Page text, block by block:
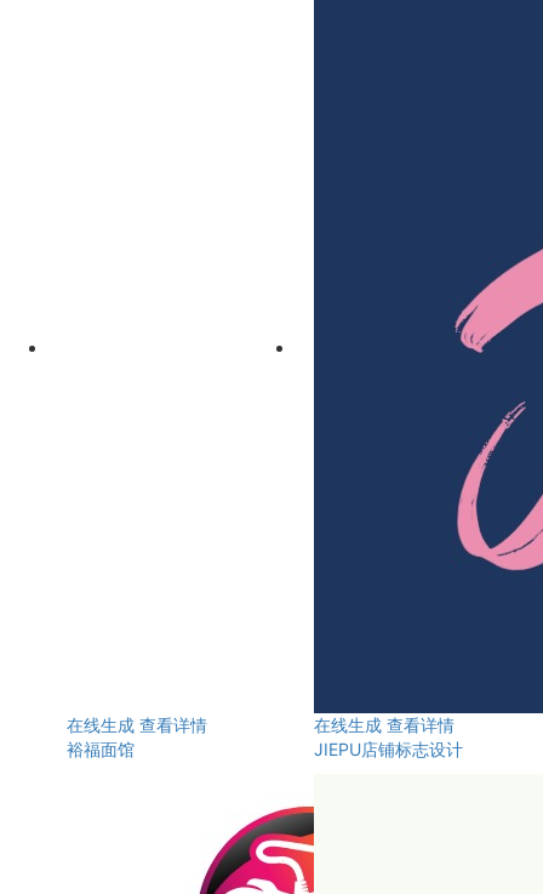
在线生成 查看详情
裕福面馆
在线生成 查看详情
JIEPU店铺标志设计